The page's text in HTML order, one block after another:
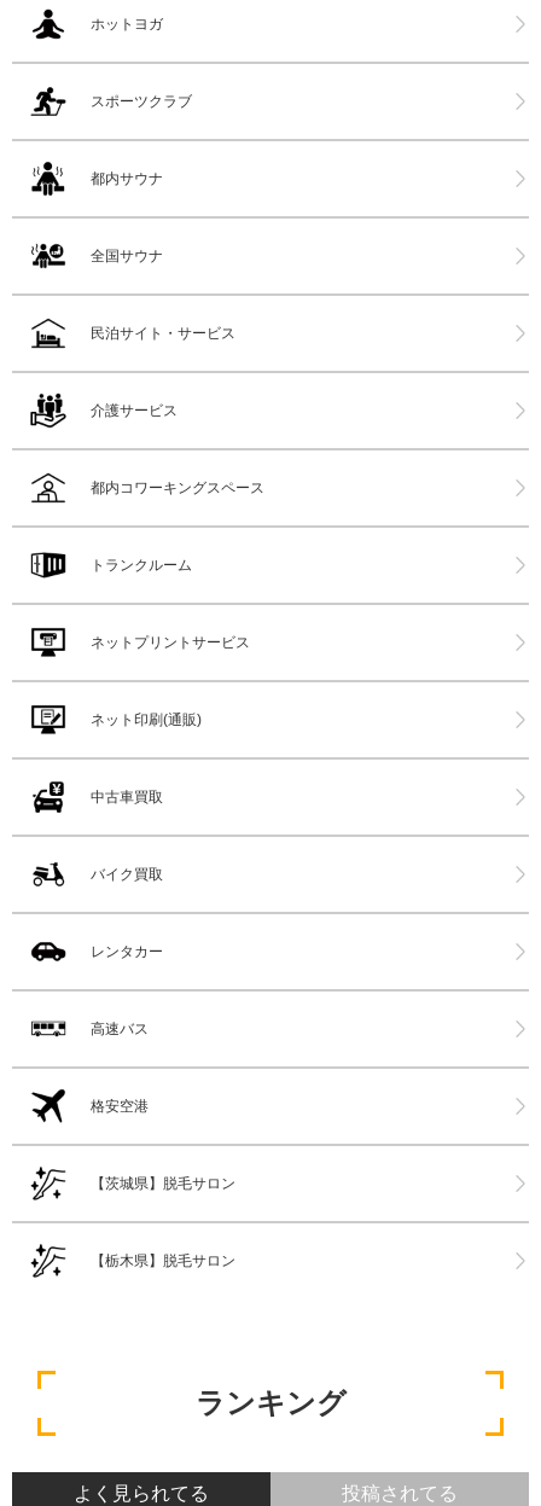
ホットヨガ
スポーツクラブ
都内サウナ
全国サウナ
民泊サイト・サービス
介護サービス
都内コワーキングスペース
トランクルーム
ネットプリントサービス
ネット印刷(通販)
中古車買取
バイク買取
レンタカー
高速バス
格安空港
【茨城県】脱毛サロン
【栃木県】脱毛サロン
ランキング
よく見られてる 投稿されてる